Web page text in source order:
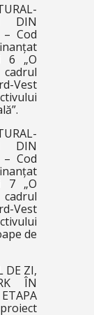
DIN
– Cod
6 „O
Vest
DIN
– Cod
7 „O
Vest
de
DE ZI,
ÎN